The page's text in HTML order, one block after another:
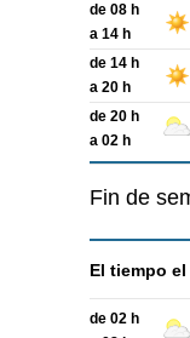
de 08 h
a 14 h
de 14 h
a 20 h
de 20 h
a 02 h
Fin de
El tiempo el
de 02 h